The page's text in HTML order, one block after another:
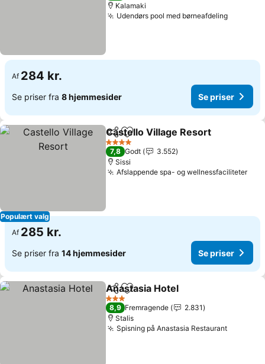
Kalamaki
Udendørs pool med børneafdeling
Af 284 kr.
Se priser fra 8 hjemmesider Se priser
Populært valg
Del Føj til favoritter
Castello Village Resort
4 Stjerner
7,8 Godt
3.552
Sissi
Afslappende spa- og wellnessfaciliteter
Af 285 kr.
Se priser fra 14 hjemmesider Se priser
Del Føj til favoritter
Anastasia Hotel
3 Stjerner
8,9 Fremragende
2.831
Stalis
Spisning på Anastasia Restaurant